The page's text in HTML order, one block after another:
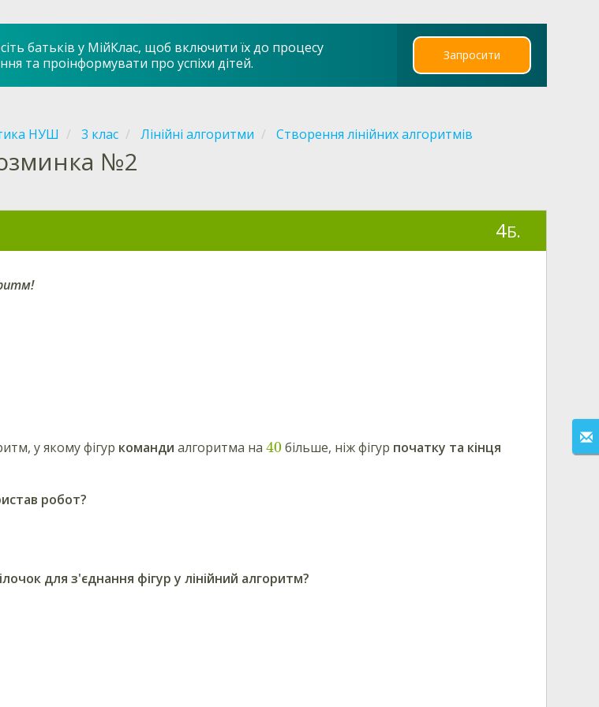
батьків у МійКлас, щоб включити їх до процесу
та проінформувати про успіхи дітей.
Запросити
НУШ 3 клас Лінійні алгоритми Створення лінійних алгоритмів
№2
4Б.
у якому фігур команди алгоритма на 40більше, ніж фігур початку та кінця
робот?
для з'єднання фігур у лінійний алгоритм?